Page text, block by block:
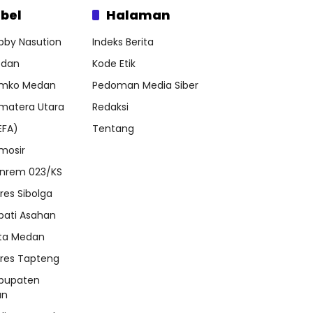
Nasution
Medan
Utara
023/KS
Sibolga
Asahan
Medan
Tapteng
Halaman
Indeks Berita
Kode Etik
Pedoman Media Siber
Redaksi
Tentang